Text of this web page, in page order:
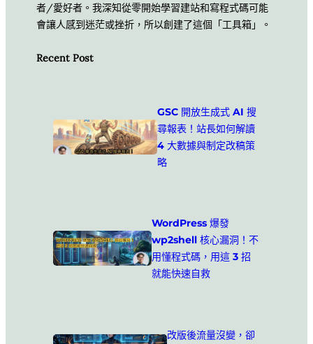
者/愛好者。我深知從零開始學習建站和寫程式碼可能
會讓人感到迷茫或挫折，所以創建了這個「工具箱」。
Recent Post
GSC 開放生成式 AI 搜
尋報表！站長如何解讀
4 大數據與制定改稿策
略
WordPress 爆發
wp2shell 核心漏洞！不
用懂程式碼，用這 3 招
就能快速自救
改版後流量沒變，卻